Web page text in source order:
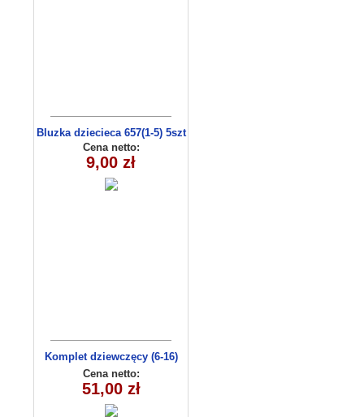
Bluzka dziecieca 657(1-5) 5szt
Cena netto:
9,00 zł
Komplet dziewczęcy (6-16)
8159
Cena netto:
51,00 zł